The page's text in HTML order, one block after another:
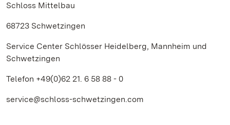
Schloss Mittelbau
68723 Schwetzingen
Service Center Schlösser Heidelberg, Mannheim und
Schwetzingen
Telefon +49(0)62 21. 6 58 88 - 0
service@schloss-schwetzingen.com